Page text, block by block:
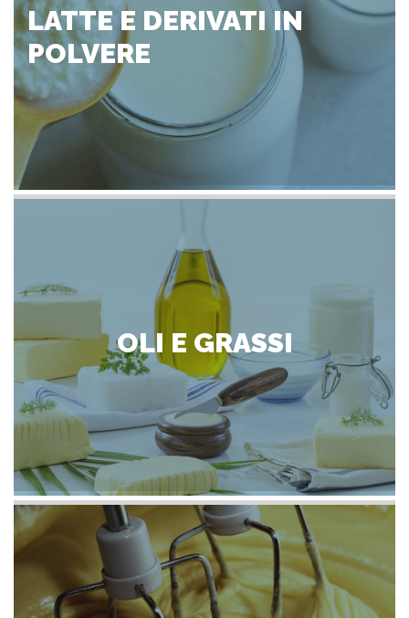
LATTE E DERIVATI IN
POLVERE
OLI E GRASSI